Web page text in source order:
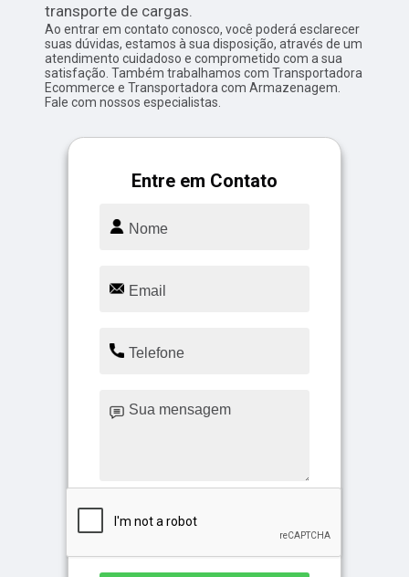
transporte de cargas.
Ao entrar em contato conosco, você poderá esclarecer
suas dúvidas, estamos à sua disposição, através de um
atendimento cuidadoso e comprometido com a sua
satisfação. Também trabalhamos com Transportadora
Ecommerce e Transportadora com Armazenagem.
Fale com nossos especialistas.
Entre em Contato